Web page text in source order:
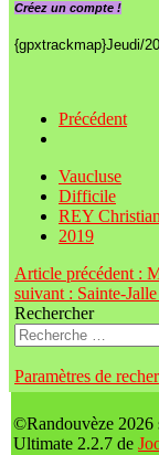
Créez un compte !
{gpxtrackmap}Jeudi/
Précédent
Vaucluse
Difficile
REY
2019
Article précédent :
suivant : Sainte-
Rechercher
Paramètres de
©Randouvèze 2026
Ultimate 2.2.7 de